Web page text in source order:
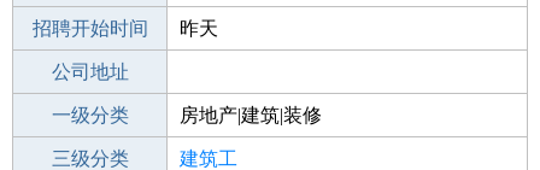
公司电话
招聘开始时间 昨天
招聘结束时间
公司地址
一级分类 房地产|建筑|装修
二级分类 建筑/装修
三级分类 建筑工